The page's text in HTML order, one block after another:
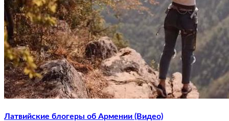
Латвийские блогеры об Армении (Видео)